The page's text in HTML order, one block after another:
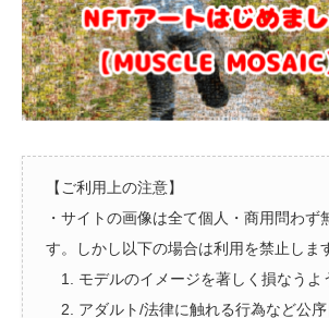
【ご利用上の注意】
・サイトの画像は全て個人・商用問わず
す。しかし以下の場合は利用を禁止しま
1. モデルのイメージを著しく損なうよ
2. アダルト/法律に触れる行為など公